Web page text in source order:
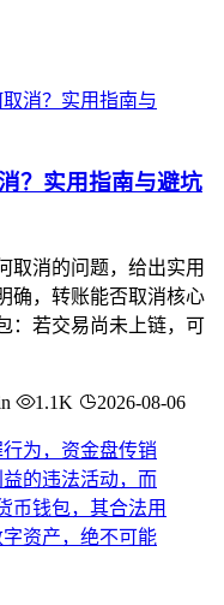
？实用指南与避坑
取消的问题，给出实用
确，转账能否取消核心
：若交易尚未上链，可
1.1K 2026-08-06